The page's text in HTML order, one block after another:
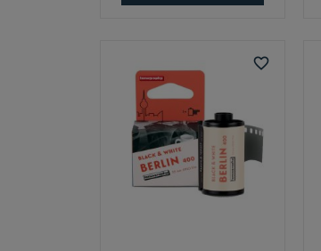
favorite_border